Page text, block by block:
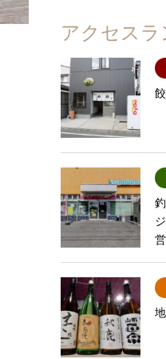
アクセス
営